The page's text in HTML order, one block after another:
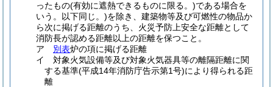
ったもの(有効に遮熱できるものに限る。)である場合を
いう。以下同じ。)を除き、建築物等及び可燃性の物品か
ら次に掲げる距離のうち、火災予防上安全な距離として
消防長が認める距離以上の距離を保つこと。
ア
別表炉の項に掲げる距離
イ
対象火気設備等及び対象火気器具等の離隔距離に関
する基準(平成14年消防庁告示第1号)により得られる距
離